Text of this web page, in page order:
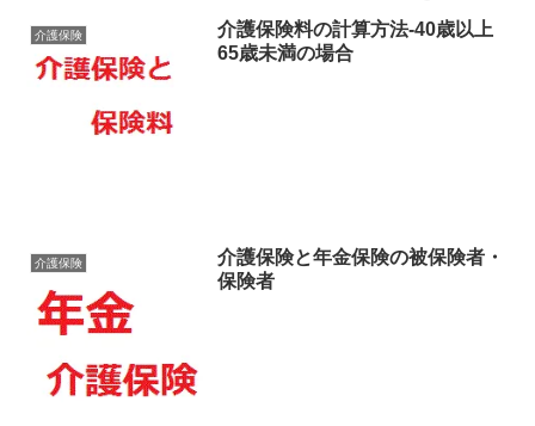
介護保険
介護保険料の計算方法-40歳以上
65歳未満の場合
介護保険
介護保険と年金保険の被保険者・
保険者